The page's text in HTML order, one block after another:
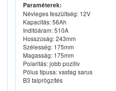
Paraméterek:
Névleges feszültség: 12V
Kapacitás: 56Ah
Inditóáram: 510A
Hosszúság: 243mm
Szélesség: 175mm
Magasság: 175mm
Polaritás: jobb pozitív
Pólus típusa: vastag sarus
B3 talprögzítés